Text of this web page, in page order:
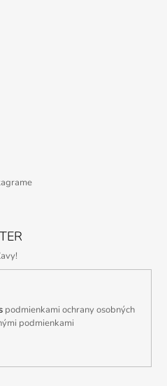
podmienkami ochrany osobných
podmienkami